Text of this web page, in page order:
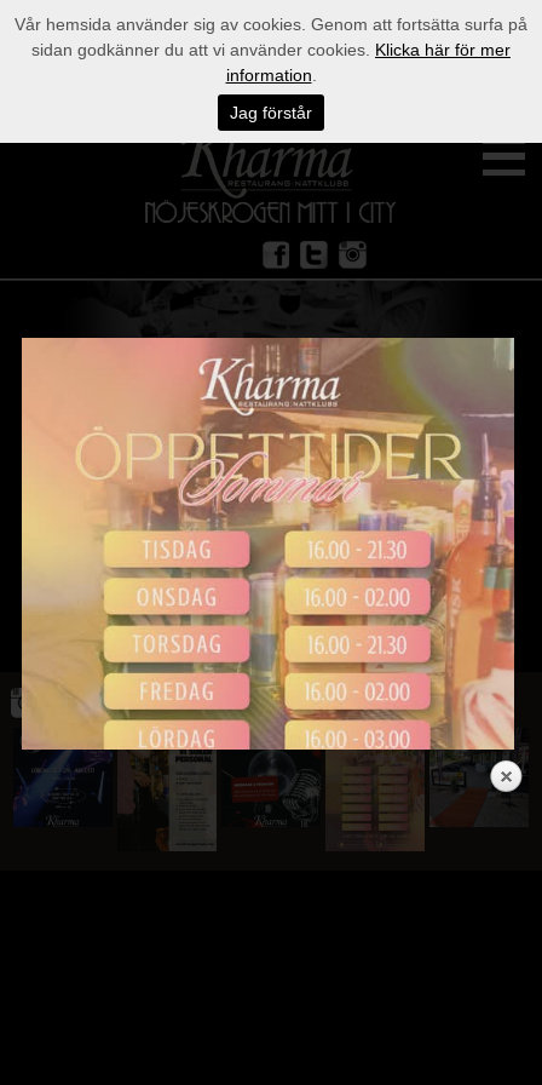
Restaurang After work Event
Nattklubb / biljetter
Kontakt
LÖRDAG 8 AUGUSTI
Lördagspub på Kharma! Öppet ända till kl 03.00.
INSTAGRAM
Vår hemsida använder sig av cookies. Genom att fortsätta surfa på
sidan godkänner du att vi använder cookies. Klicka här för mer
information
Jag förstår